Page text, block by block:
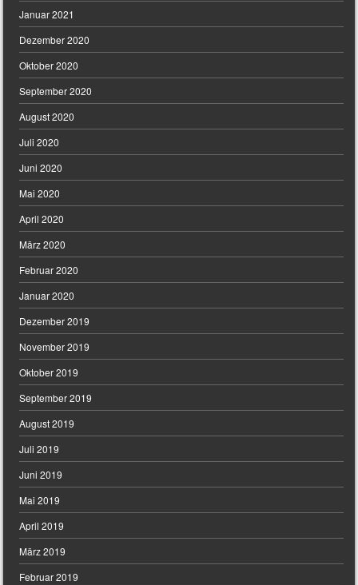
Januar 2021
Dezember 2020
Oktober 2020
September 2020
August 2020
Juli 2020
Juni 2020
Mai 2020
April 2020
März 2020
Februar 2020
Januar 2020
Dezember 2019
November 2019
Oktober 2019
September 2019
August 2019
Juli 2019
Juni 2019
Mai 2019
April 2019
März 2019
Februar 2019